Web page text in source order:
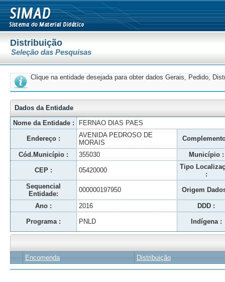
Distribuição
Seleção das Pesquisas
Clique na entidade desejada para obter dados Gerais, Pedido,
Dados da Entidade
Nome da Entidade :
FERNAO DIAS PAES
Endereço :
AVENIDA PEDROSO DE
MORAIS
Cód.Município : 355030 Município :
CEP : 05420000
Tipo
:
Sequencial
Entidade:
000000197950 Origem
Ano : 2016 DDD :
Programa : PNLD Indígena :
Encomenda Distribuição